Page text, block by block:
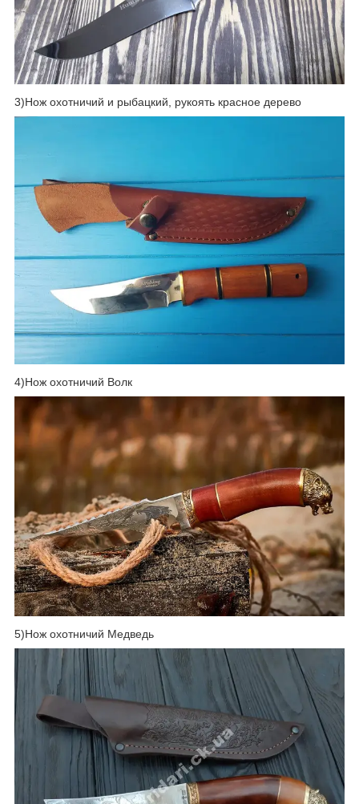
3)Нож охотничий и рыбацкий, рукоять красное дерево
4)Нож охотничий Волк
5)Нож охотничий Медведь